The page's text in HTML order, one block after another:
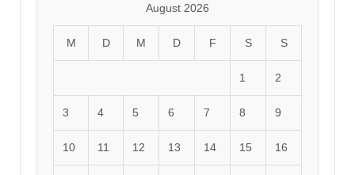
August 2026
M D M D F S S
1 2
3 4 5 6 7 8 9
10 11 12 13 14 15 16